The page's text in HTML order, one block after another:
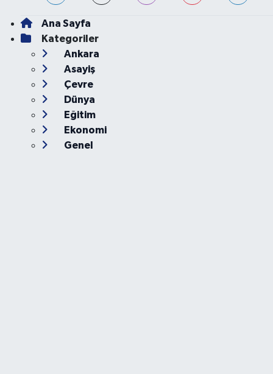
Ana Sayfa
Kategoriler
Ankara
Asayiş
Çevre
Dünya
Eğitim
Ekonomi
Genel